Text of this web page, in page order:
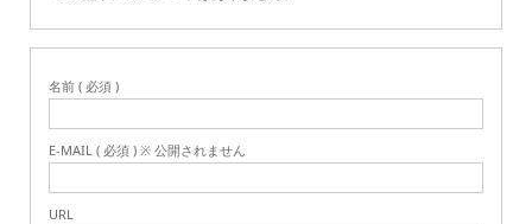
名前 ( 必須 )
E-MAIL ( 必須 ) ※ 公開されません
URL